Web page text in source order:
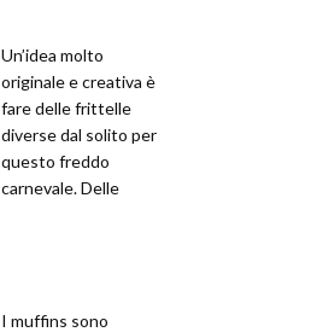
Un’idea molto
originale e creativa è
fare delle frittelle
diverse dal solito per
questo freddo
carnevale. Delle
I muffins sono